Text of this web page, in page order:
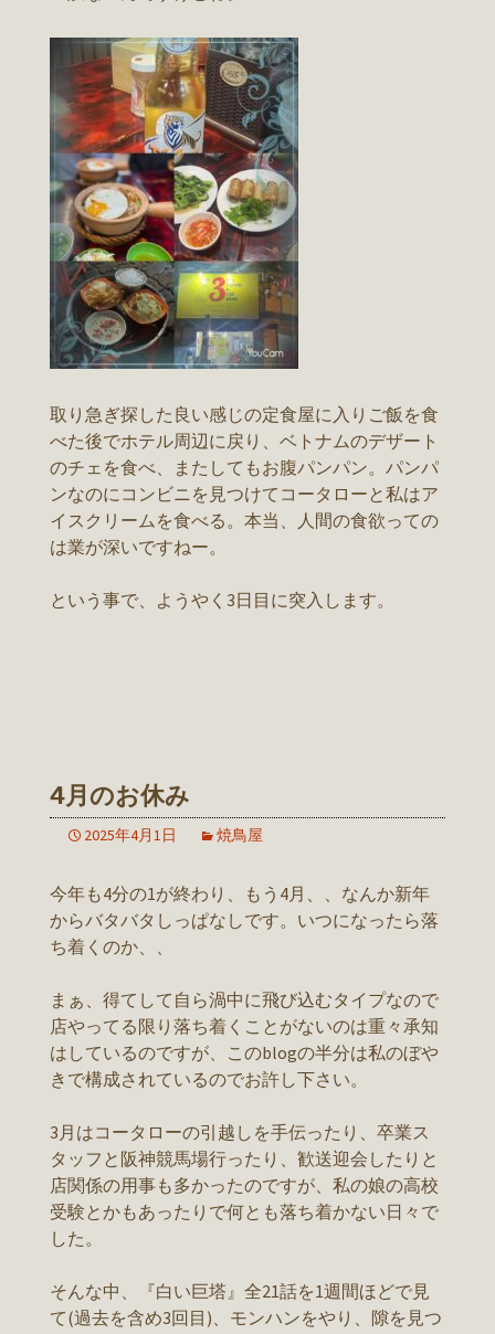
取り急ぎ探した良い感じの定食屋に入りご飯を食
べた後でホテル周辺に戻り、ベトナムのデザート
のチェを食べ、またしてもお腹パンパン。パンパ
ンなのにコンビニを見つけてコータローと私はア
イスクリームを食べる。本当、人間の食欲っての
は業が深いですねー。
という事で、ようやく3日目に突入します。
4月のお休み
2025年4月1日 焼鳥屋
今年も4分の1が終わり、もう4月、、なんか新年
からバタバタしっぱなしです。いつになったら落
ち着くのか、、
まぁ、得てして自ら渦中に飛び込むタイプなので
店やってる限り落ち着くことがないのは重々承知
はしているのですが、このblogの半分は私のぼや
きで構成されているのでお許し下さい。
3月はコータローの引越しを手伝ったり、卒業ス
タッフと阪神競馬場行ったり、歓送迎会したりと
店関係の用事も多かったのですが、私の娘の高校
受験とかもあったりで何とも落ち着かない日々で
した。
そんな中、『白い巨塔』全21話を1週間ほどで見
て(過去を含め3回目)、モンハンをやり、隙を見つ